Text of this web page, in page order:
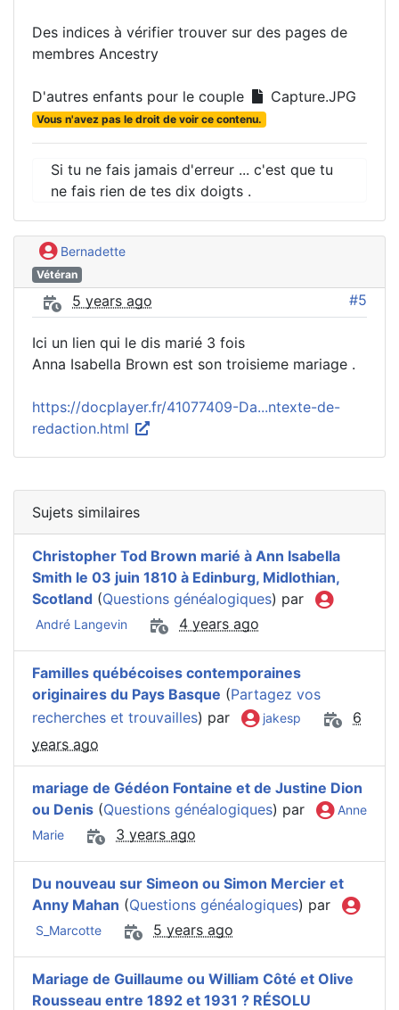
Des indices à vérifier trouver sur des pages de
membres Ancestry
D'autres enfants pour le couple Capture.JPG
Vous n'avez pas le droit de voir ce contenu.
Si tu ne fais jamais d'erreur ... c'est que tu
ne fais rien de tes dix doigts .
Bernadette
Vétéran
5 years ago #5
Ici un lien qui le dis marié 3 fois
Anna Isabella Brown est son troisieme mariage .
https://docplayer.fr/41077409-Da...ntexte-de-
redaction.html
Sujets similaires
Christopher Tod Brown marié à Ann Isabella
Smith le 03 juin 1810 à Edinburg, Midlothian,
Scotland (Questions généalogiques) par
André Langevin 4 years ago
Familles québécoises contemporaines
originaires du Pays Basque (Partagez vos
recherches et trouvailles) par jakesp
6
years ago
mariage de Gédéon Fontaine et de Justine Dion
ou Denis (Questions généalogiques) par
Anne
Marie
3 years ago
Du nouveau sur Simeon ou Simon Mercier et
Anny Mahan (Questions généalogiques) par
S_Marcotte 5 years ago
Mariage de Guillaume ou William Côté et Olive
Rousseau entre 1892 et 1931 ? RÉSOLU